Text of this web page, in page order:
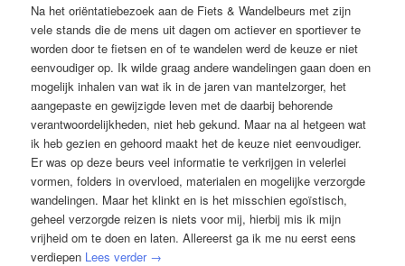
Na het oriëntatiebezoek aan de Fiets & Wandelbeurs met zijn
vele stands die de mens uit dagen om actiever en sportiever te
worden door te fietsen en of te wandelen werd de keuze er niet
eenvoudiger op. Ik wilde graag andere wandelingen gaan doen en
mogelijk inhalen van wat ik in de jaren van mantelzorger, het
aangepaste en gewijzigde leven met de daarbij behorende
verantwoordelijkheden, niet heb gekund. Maar na al hetgeen wat
ik heb gezien en gehoord maakt het de keuze niet eenvoudiger.
Er was op deze beurs veel informatie te verkrijgen in velerlei
vormen, folders in overvloed, materialen en mogelijke verzorgde
wandelingen. Maar het klinkt en is het misschien egoïstisch,
geheel verzorgde reizen is niets voor mij, hierbij mis ik mijn
vrijheid om te doen en laten. Allereerst ga ik me nu eerst eens
verdiepen Lees verder →